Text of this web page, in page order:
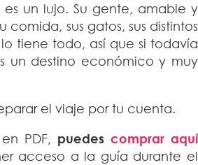
un lujo. Su gente, amable y
comida, sus gatos, sus distintos
tiene todo, así que si todavía
un destino económico y muy
el viaje por tu cuenta.
PDF, puedescomprar aquí
acceso a la guía durante el